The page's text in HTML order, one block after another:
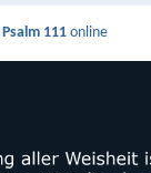
Psalm 111 online